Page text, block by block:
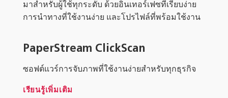
มาสำหรับผู้ใช้ทุกระดับ ด้วยอินเทอร์เฟซที่เรียบง่าย
การนำทางที่ใช้งานง่าย และโปรไฟล์ที่พร้อมใช้งาน
PaperStream ClickScan
ซอฟต์แวร์การจับภาพที่ใช้งานง่ายสำหรับทุกธุรกิจ
เรียนรู้เพิ่มเติม